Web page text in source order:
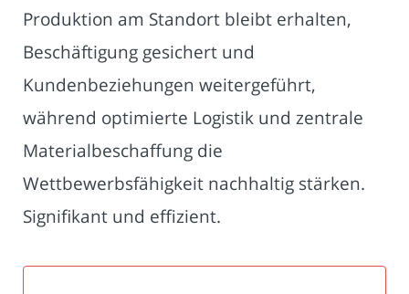
Produktion am Standort bleibt erhalten,
Beschäftigung gesichert und
Kundenbeziehungen weitergeführt,
während optimierte Logistik und zentrale
Materialbeschaffung die
Wettbewerbsfähigkeit nachhaltig stärken.
Signifikant und effizient.